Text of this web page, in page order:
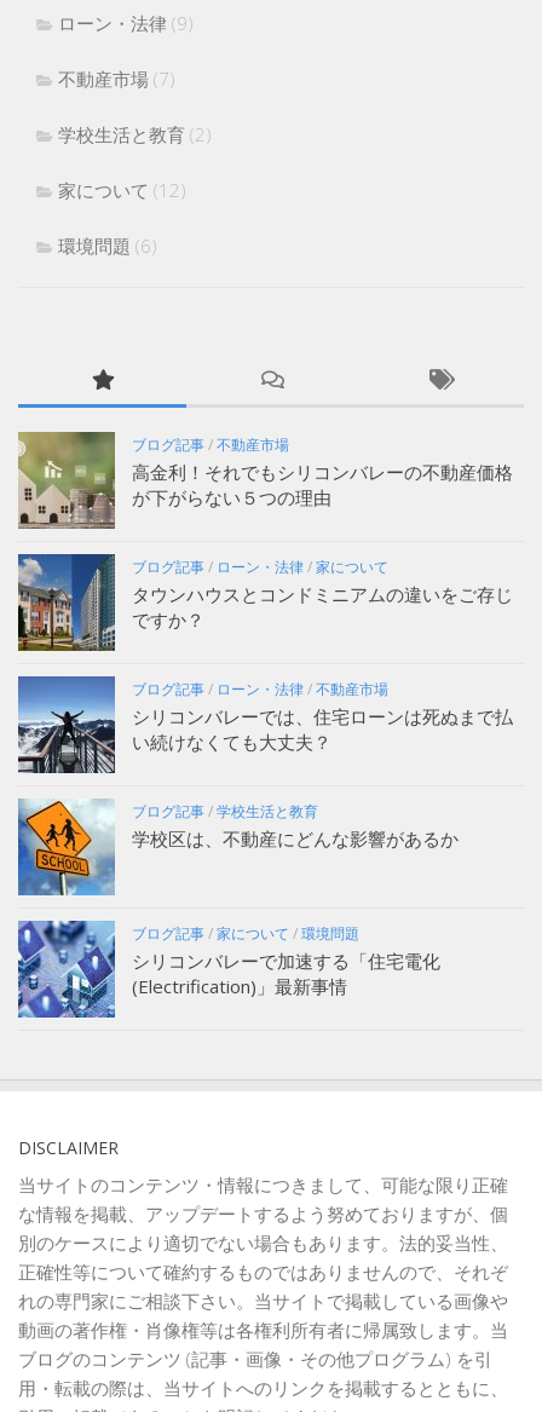
ローン・法律 (9)
不動産市場 (7)
学校生活と教育 (2)
家について (12)
環境問題 (6)
ブログ記事/不動産市場
高金利！それでもシリコンバレーの不動産価格
が下がらない５つの理由
ブログ記事/ ローン・法律/家について
タウンハウスとコンドミニアムの違いをご存じ
ですか？
ブログ記事/ ローン・法律/不動産市場
シリコンバレーでは、住宅ローンは死ぬまで払
い続けなくても大丈夫？
ブログ記事/学校生活と教育
学校区は、不動産にどんな影響があるか
ブログ記事/家について /環境問題
シリコンバレーで加速する「住宅電化
(Electrification)」最新事情
DISCLAIMER
当サイトのコンテンツ・情報につきまして、可能な限り正確
な情報を掲載、アップデートするよう努めておりますが、個
別のケースにより適切でない場合もあります。法的妥当性、
正確性等について確約するものではありませんので、それぞ
れの専門家にご相談下さい。当サイトで掲載している画像や
動画の著作権・肖像権等は各権利所有者に帰属致します。当
ブログのコンテンツ (記事・画像・その他プログラム) を引
用・転載の際は、当サイトへのリンクを掲載するとともに、